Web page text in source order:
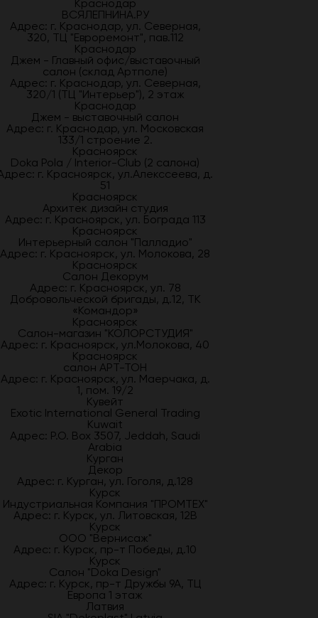
Краснодар
ВСЯЛЕПНИНА.РУ
Адрес: г. Краснодар, ул. Северная,
320, ТЦ "Евроремонт", пав.112
Краснодар
Джем - Главный офис/выставочный
салон (склад Артполе)
Адрес: г. Краснодар, ул. Северная,
320/1 (ТЦ "Интерьер"), 2 этаж
Краснодар
Джем - выставочный салон
Адрес: г. Краснодар, ул. Московская
133/1 строение 2.
Красноярск
Doka Pola / Interior-Club (2 салона)
г. Красноярск, ул.Алекссеева, д.
51
Красноярск
Архитек дизайн студия
Адрес: г. Красноярск, ул. Бограда 113
Красноярск
Интерьерный салон "Палладио"
Адрес: г. Красноярск, ул. Молокова, 28
Красноярск
Салон Декорум
Адрес: г. Красноярск, ул. 78
Добровольческой бригады, д.12, ТК
«Командор»
Красноярск
Салон-магазин "КОЛОРСТУДИЯ"
Адрес: г. Красноярск, ул.Молокова, 40
Красноярск
салон АРТ-ТОН
Адрес: г. Красноярск, ул. Маерчака, д.
1, пом. 19/2
Кувейт
Exotic International General Trading
Kuwait
Адрес: P.O. Box 3507, Jeddah, Saudi
Arabia
Курган
Декор
Адрес: г. Курган, ул. Гоголя, д.128
Курск
Индустриальная Компания "ПРОМТЕХ"
Адрес: г. Курск, ул. Литовская, 12В
Курск
ООО "Вернисаж"
Адрес: г. Курск, пр-т Победы, д.10
Курск
Салон "Doka Design"
Адрес: г. Курск, пр-т Дружбы 9А, ТЦ
Европа 1 этаж
Латвия